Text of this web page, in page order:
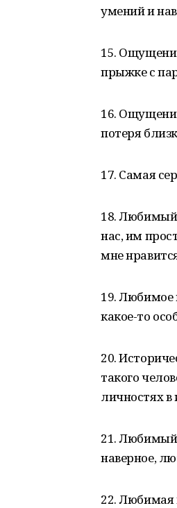
умений и
15.
прыжке с
16.
потеря
17. Самая
18. Любимый
нас, им
мне
19. Любимое
какое-то
20.
такого
личностях в
21. Любимый
наверное,
22. Любимая